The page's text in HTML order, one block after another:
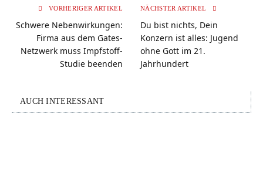
VORHERIGER ARTIKEL
Schwere Nebenwirkungen:
Firma aus dem Gates-
Netzwerk muss Impfstoff-
Studie beenden
NÄCHSTER ARTIKEL
Du bist nichts, Dein
Konzern ist alles: Jugend
ohne Gott im 21.
Jahrhundert
AUCH INTERESSANT